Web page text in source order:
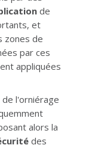
de
et
zones de
par ces
appliquées
l'orniérage
alors la
des